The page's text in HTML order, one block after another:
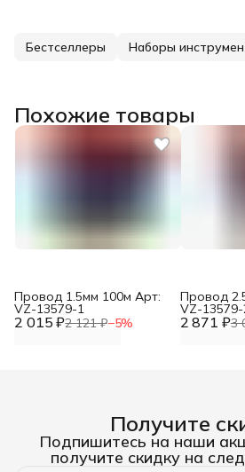
Бестселлеры Наборы
Похожие товары
2 015 ₽2 121 ₽−5%
Провод 1.5мм 100м Арт:
VZ-13579-1
2 871 ₽3
Провод
VZ-
Получите
Подпишитесь на наши
получите скидку на